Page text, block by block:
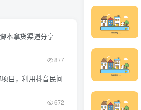
本拿货渠道分享
877
目，利用抖音民间
672